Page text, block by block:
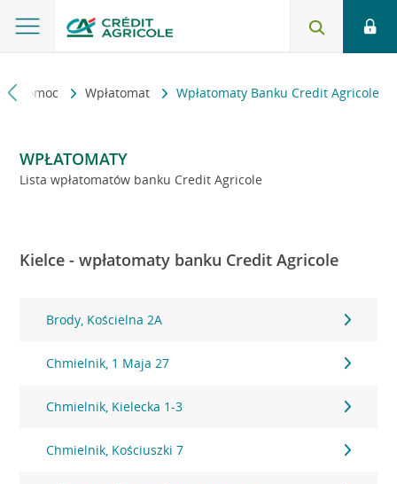
i pomoc Wpłatomat Wpłatomaty Banku Credit Agricole
WPŁATOMATY
Lista wpłatomatów banku Credit Agricole
Kielce - wpłatomaty banku Credit Agricole
Brody, Kościelna 2A
Chmielnik, 1 Maja 27
Chmielnik, Kielecka 1-3
Chmielnik, Kościuszki 7